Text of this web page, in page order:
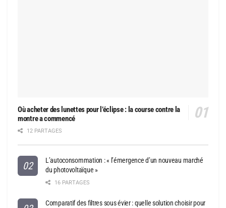
Où acheter des lunettes pour l’éclipse : la course contre la
montre a commencé
12 PARTAGES
L’autoconsommation : « l’émergence d’un nouveau marché
du photovoltaïque »
16 PARTAGES
Comparatif des filtres sous évier : quelle solution choisir pour